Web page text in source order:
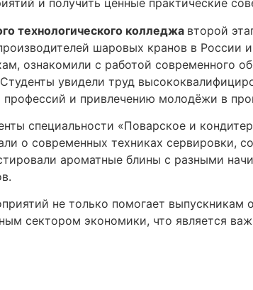
и получить ценные практические
технологического колледжа второй
шаровых кранов в России
ознакомили с работой современного
увидели труд
профессий и привлечению молодёжи в
специальности «Поварское и
о современных техниках сервировки,
ароматные блины с разными
не только помогает
сектором экономики, что является